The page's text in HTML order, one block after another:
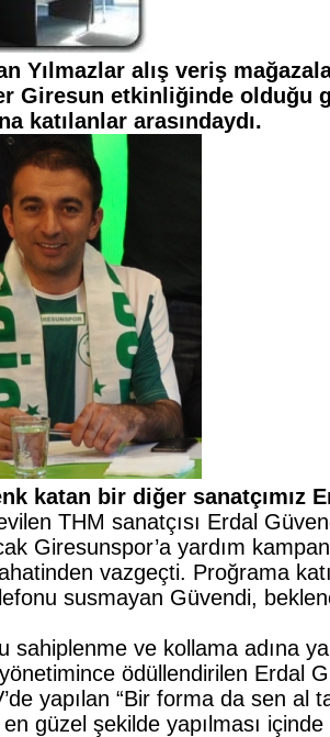
Yılmazlar alış veriş
Giresun etkinliğinde olduğu
katılanlar arasındaydı.
katan bir diğer sanatçımız
THM sanatçısı Erdal
Giresunspor’a yardım
vazgeçti. Proğrama
susmayan Güvendi,
sahiplenme ve kollama adına
ödüllendirilen Erdal
yapılan “Bir forma da sen al
en güzel şekilde yapılması